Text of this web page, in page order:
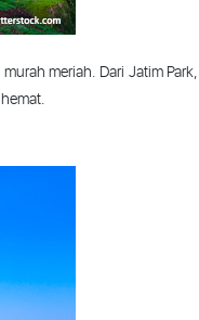
murah meriah. Dari JatimPark,
hemat.